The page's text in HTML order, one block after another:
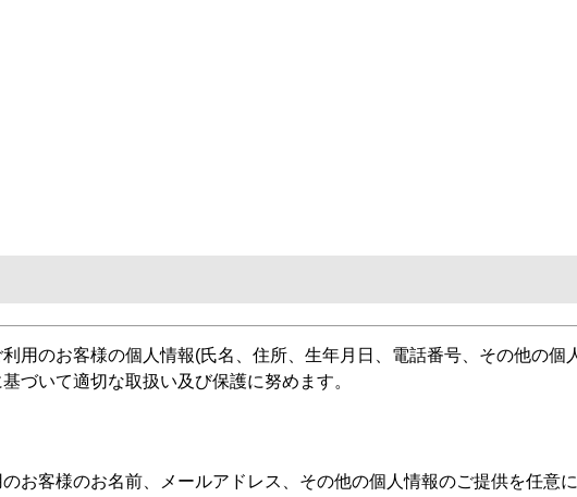
用のお客様の個人情報(氏名、住所、生年月日、電話番号、その他の個
づいて適切な取扱い及び保護に努めます。
お客様のお名前、メールアドレス、その他の個人情報のご提供を任意